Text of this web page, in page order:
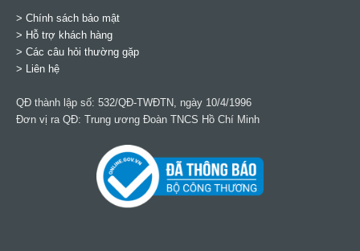
> Chính sách bảo mật
> Hỗ trợ khách hàng
> Các câu hỏi thường gặp
> Liên hệ
QĐ thành lập số: 532/QĐ-TWĐTN, ngày 10/4/1996
Đơn vị ra QĐ: Trung ương Đoàn TNCS Hồ Chí Minh